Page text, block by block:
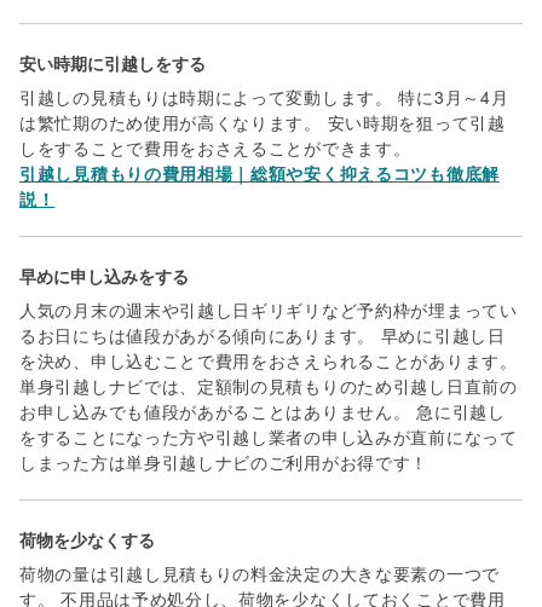
安い時期に引越しをする
引越しの見積もりは時期によって変動します。 特に3月～4月
は繁忙期のため使用が高くなります。 安い時期を狙って引越
しをすることで費用をおさえることができます。
引越し見積もりの費用相場｜総額や安く抑えるコツも徹底解
説！
早めに申し込みをする
人気の月末の週末や引越し日ギリギリなど予約枠が埋まってい
るお日にちは値段があがる傾向にあります。 早めに引越し日
を決め、申し込むことで費用をおさえられることがあります。
単身引越しナビでは、定額制の見積もりのため引越し日直前の
お申し込みでも値段があがることはありません。 急に引越し
をすることになった方や引越し業者の申し込みが直前になって
しまった方は単身引越しナビのご利用がお得です！
荷物を少なくする
荷物の量は引越し見積もりの料金決定の大きな要素の一つで
す。 不用品は予め処分し、荷物を少なくしておくことで費用